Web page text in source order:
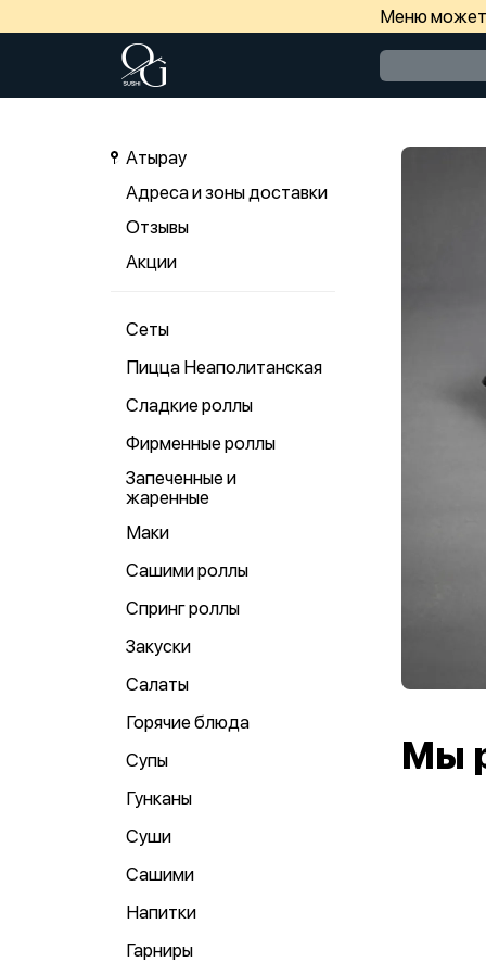
Меню может
Атырау
Адреса и зоны доставки
Отзывы
Акции
Сеты
Пицца Неаполитанская
Сладкие роллы
Фирменные роллы
Запеченные и
жаренные
Маки
Сашими роллы
Спринг роллы
Закуски
Салаты
Горячие блюда
Супы
Гунканы
Суши
Сашими
Напитки
Гарниры
Мы